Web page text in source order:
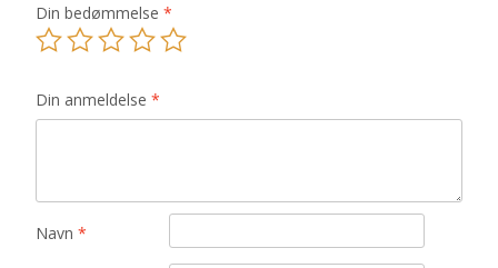
Din bedømmelse *
Din anmeldelse *
Navn *